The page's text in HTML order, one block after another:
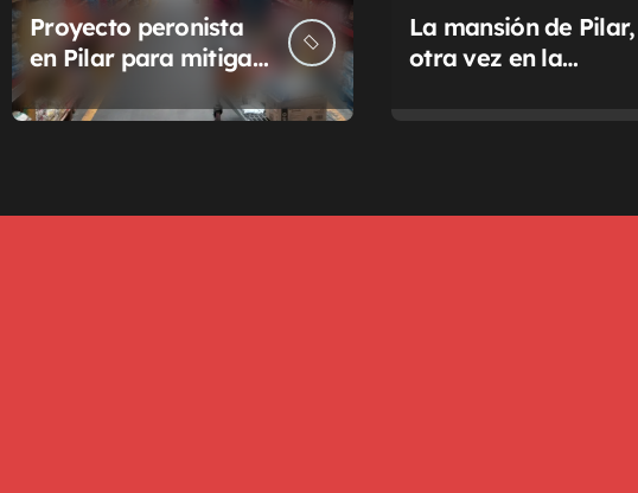
Proyecto peronista
en Pilar para mitigar
municipales
La mansión de Pilar,
otra vez en la